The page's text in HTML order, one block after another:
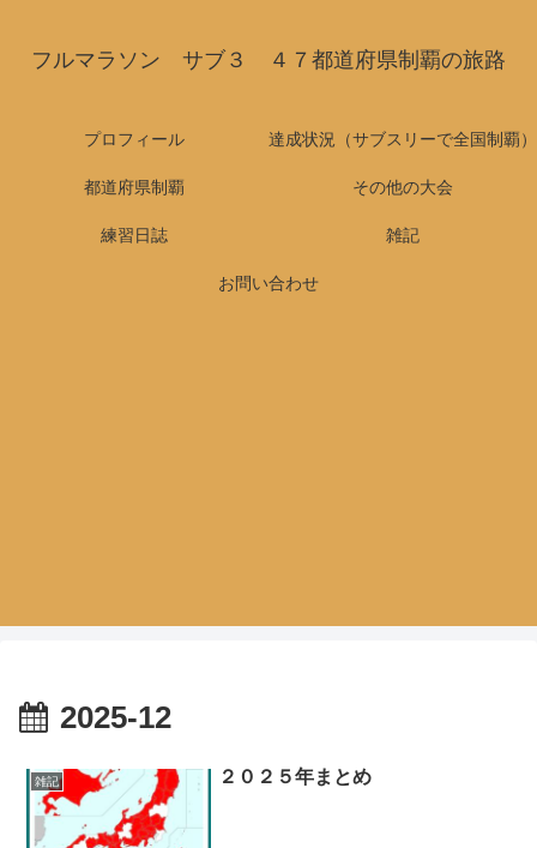
フルマラソン サブ３ ４７都道府県制覇の旅路
プロフィール 達成状況（サブスリーで全国制覇）
都道府県制覇 その他の大会
練習日誌 雑記
お問い合わせ
2025-12
雑記 ２０２５年まとめ